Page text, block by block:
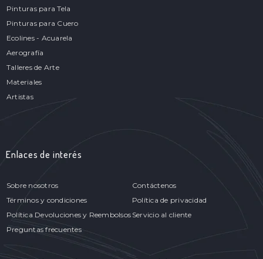
Pinturas para Tela
Pinturas para Cuero
Ecolines - Acuarela
Aerografía
Talleres de Arte
Materiales
Artistas
Enlaces de interés
Sobre nosotros
Contáctenos
Términos y condiciones
Política de privacidad
Política Devoluciones y Reembolsos Servicio al cliente
Preguntas frecuentes